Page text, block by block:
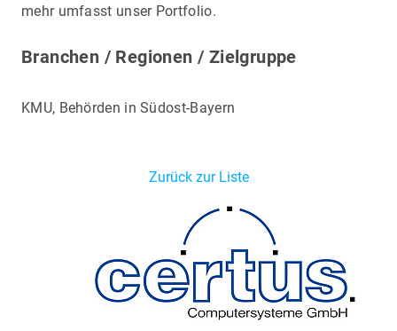
mehr umfasst unser Portfolio.
Branchen / Regionen / Zielgruppe
KMU, Behörden in Südost-Bayern
Zurück zur Liste